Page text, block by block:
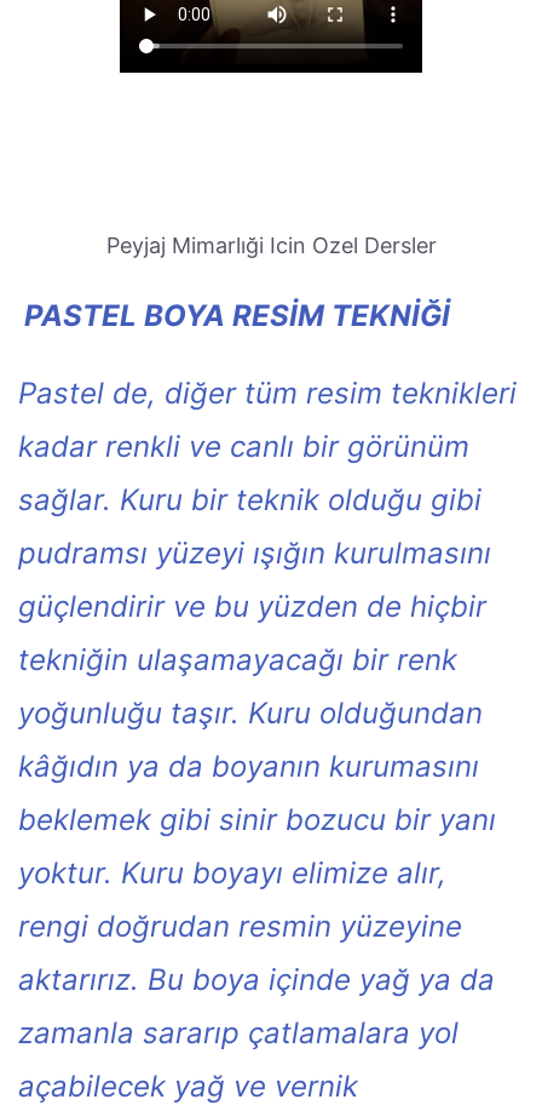
Peyjaj Mimarlıği Icin Ozel Dersler
PASTEL BOYA RESİM TEKNİĞİ
Pastel de, diğer tüm resim teknikleri
kadar renkli ve canlı bir görünüm
sağlar. Kuru bir teknik olduğu gibi
pudramsı yüzeyi ışığın kurulmasını
güçlendirir ve bu yüzden de hiçbir
tekniğin ulaşamayacağı bir renk
yoğunluğu taşır. Kuru olduğundan
kâğıdın ya da boyanın kurumasını
beklemek gibi sinir bozucu bir yanı
yoktur. Kuru boyayı elimize alır,
rengi doğrudan resmin yüzeyine
aktarırız. Bu boya içinde yağ ya da
zamanla sararıp çatlamalara yol
açabilecek yağ ve vernik